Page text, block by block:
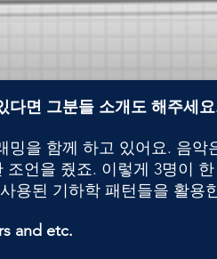
다면 그분들 소개도 해주세
을 함께 하고 있어요. 음악
언을 줬죠. 이렇게 3명이 한
용된 기하학 패턴들을 활용
and etc.